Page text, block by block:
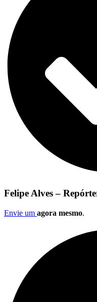
Felipe Alves –
Envie um agora mesmo.